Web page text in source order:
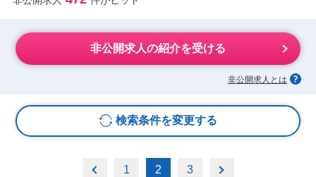
非公開求人の紹介を受ける
非公開求人とは
検索条件を変更する
1 2 3